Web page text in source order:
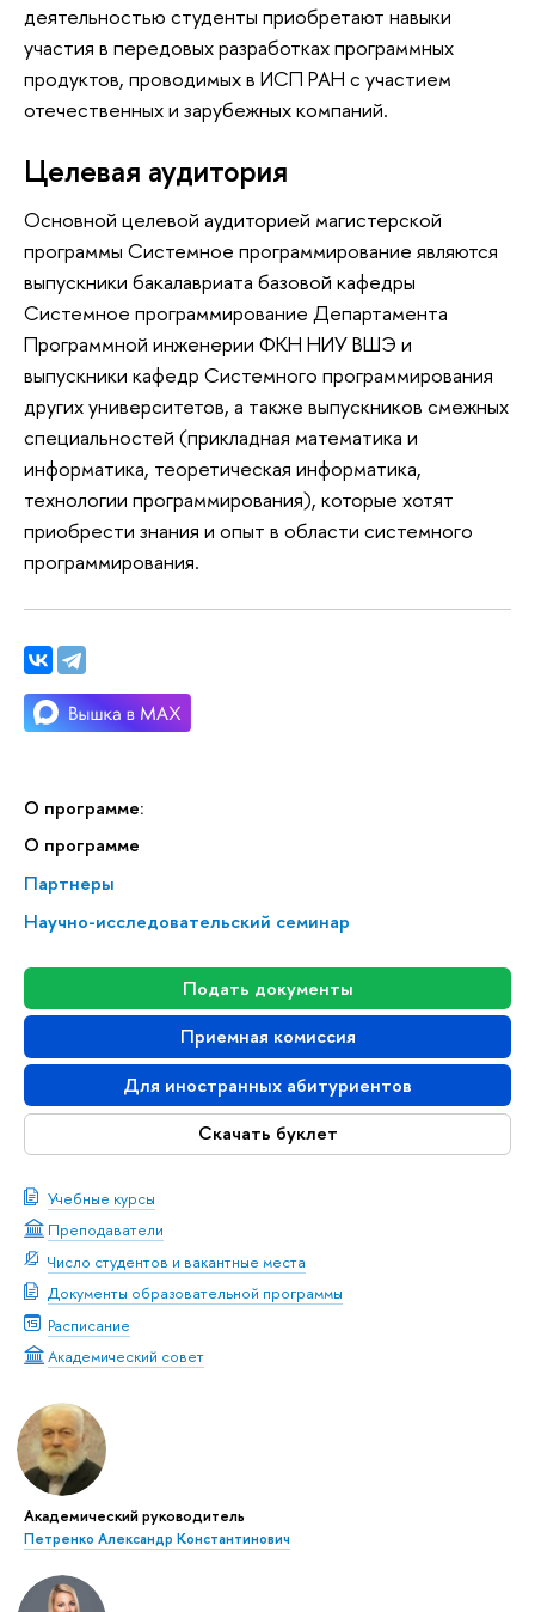
О программе:
О программе
Партнеры
Научно-исследовательский семинар
Подать документы
Приемная комиссия
Для иностранных абитуриентов
Скачать буклет
Учебные курсы
Преподаватели
Число студентов и вакантные места
Документы образовательной программы
Расписание
Академический совет
Академический руководитель
Петренко Александр Константинович
деятельностью студенты приобретают навыки
участия в передовых разработках программных
продуктов, проводимых в ИСП РАН с участием
отечественных и зарубежных компаний.
Целевая аудитория
Основной целевой аудиторией магистерской
программы Системное программирование являются
выпускники бакалавриата базовой кафедры
Системное программирование Департамента
Программной инженерии ФКН НИУ ВШЭ и
выпускники кафедр Системного программирования
других университетов, а также выпускников смежных
специальностей (прикладная математика и
информатика, теоретическая информатика,
технологии программирования), которые хотят
приобрести знания и опыт в области системного
программирования.